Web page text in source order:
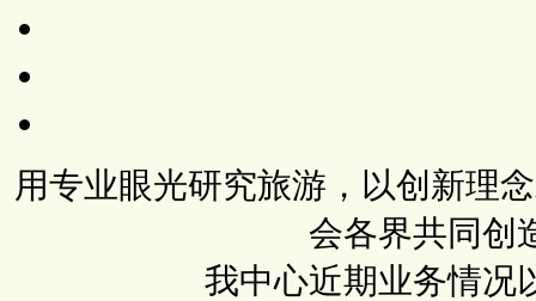
用专业眼光研究旅游，以创新理
会各界共同创
我中心近期业务情况